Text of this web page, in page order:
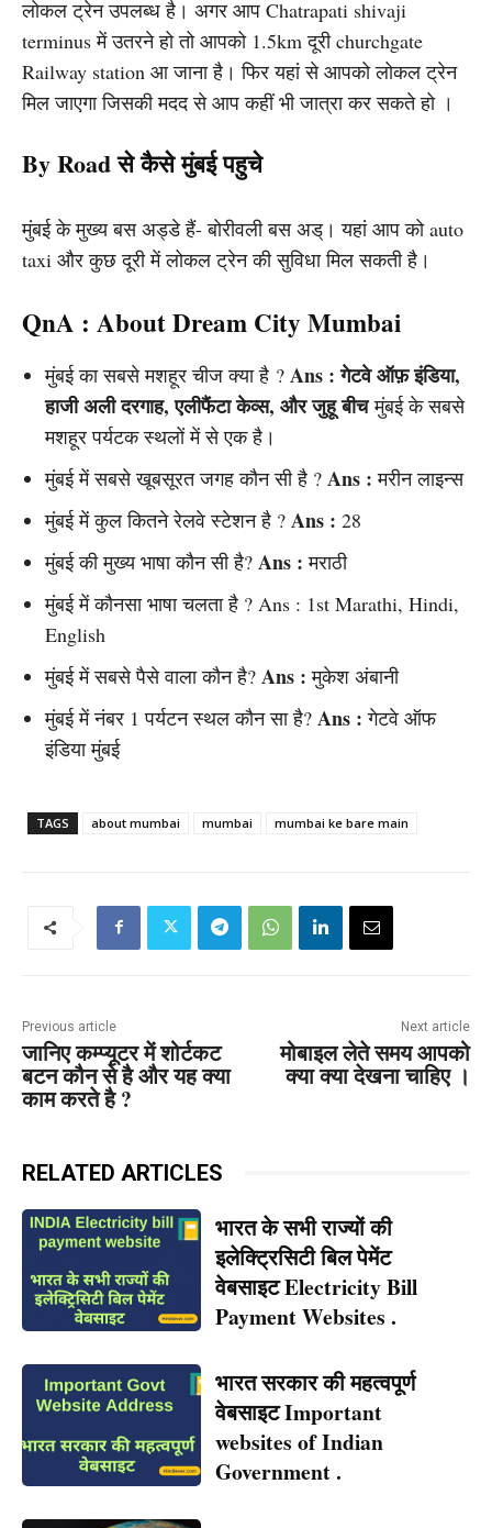
लोकल ट्रेन उपलब्ध है। अगर आप Chatrapati shivaji
terminus में उतरने हो तो आपको 1.5km दूरी churchgate
Railway station आ जाना है। फिर यहां से आपको लोकल ट्रेन
मिल जाएगा जिसकी मदद से आप कहीं भी जात्रा कर सकते हो ।
By Road से कैसे मुंबई पहुचे
मुंबई के मुख्य बस अड्डे हैं- बोरीवली बस अड्। यहां आप को auto
taxi और कुछ दूरी में लोकल ट्रेन की सुविधा मिल सकती है।
QnA : About Dream City Mumbai
मुंबई का सबसे मशहूर चीज क्या है ? Ans : गेटवे ऑफ़ इंडिया,
हाजी अली दरगाह, एलीफैंटा केव्स, और जुहू बीचमुंबई के सबसे
मशहूर पर्यटक स्थलों में से एक है।
मुंबई में सबसे खूबसूरत जगह कौन सी है ? Ans : मरीन लाइन्स
मुंबई में कुल कितने रेलवे स्टेशन है ? Ans : 28
मुंबई की मुख्य भाषा कौन सी है? Ans : मराठी
मुंबई में कौनसा भाषा चलता है ? Ans : 1st Marathi, Hindi,
English
मुंबई में सबसे पैसे वाला कौन है? Ans : मुकेश अंबानी
मुंबई में नंबर 1 पर्यटन स्थल कौन सा है? Ans :गेटवे ऑफ
इंडिया मुंबई
TAGS about mumbai mumbai mumbai ke bare main
Previous article
जानिए कम्प्यूटर में शोर्टकट
बटन कौन से है और यह क्या
काम करते है ?
Next article
मोबाइल लेते समय आपको
क्या क्या देखना चाहिए ।
RELATED ARTICLES
भारत के सभी राज्यों की
इलेक्ट्रिसिटी बिल पेमेंट
वेबसाइट Electricity Bill
Payment Websites .
भारत सरकार की महत्वपूर्ण
वेबसाइट Important
websites of Indian
Government .